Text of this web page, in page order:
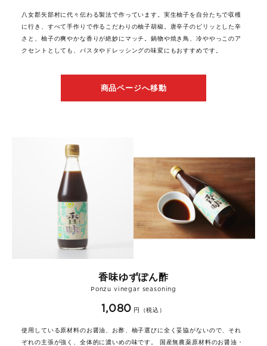
八女郡矢部村に代々伝わる製法で作っています。実生柚子を自分たちで収穫
に行き、すべて手作りで作るこだわりの柚子胡椒。唐辛子のピリッとした辛
さと、柚子の爽やかな香りが絶妙にマッチ。鍋物や焼き鳥、冷ややっこのア
クセントとしても、パスタやドレッシングの味変にもおすすめです。
商品ページへ移動
香味ゆずぽん酢
Ponzu vinegar seasoning
1,080 円（税込）
使用している原材料のお醤油、お酢、柚子選びに全く妥協がないので、それ
ぞれの主張が強く、全体的に濃いめの味です。 国産無農薬原材料のお醤油・